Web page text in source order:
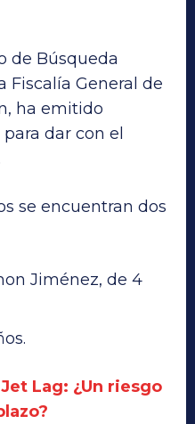
de Búsqueda
Fiscalía General de
ha emitido
dar con el
se encuentran dos
Jiménez, de 4
Lag: ¿Un riesgo